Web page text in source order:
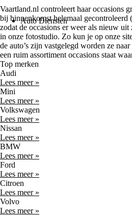
Auto Diensten
Vaartland.nl controleert haar occasions
bij binnenkomst helemaal
zodat de occasions er weer als nieuw
in onze fotostudio. Zo kun je op onze
de auto’s zijn vastgelegd worden ze
een ruim assortiment occasions staat
Top merken
Audi
Lees meer »
Mini
Lees meer »
Volkswagen
Lees meer »
Nissan
Lees meer »
BMW
Lees meer »
Ford
Lees meer »
Citroen
Lees meer »
Volvo
Lees meer »